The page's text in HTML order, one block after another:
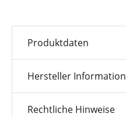
Produktdaten
Hersteller Information
Rechtliche Hinweise